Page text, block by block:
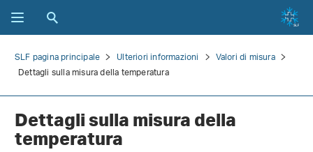
SLF pagina principale Ulteriori informazioni
Valori di misura
Dettagli sulla misura della temperatura
Dettagli sulla misura della
temperatura